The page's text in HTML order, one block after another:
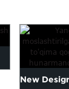
New